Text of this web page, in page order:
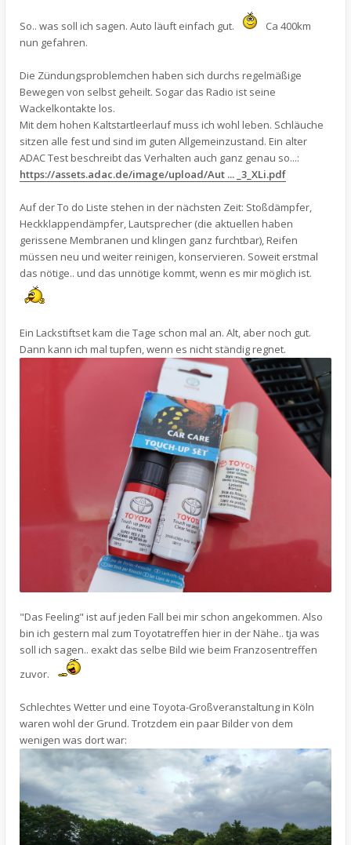
So.. was soll ich sagen. Auto läuft einfach gut.
Ca 400km
nun gefahren.
Die Zündungsproblemchen haben sich durchs regelmäßige
Bewegen von selbst geheilt. Sogar das Radio ist seine
Wackelkontakte los.
Mit dem hohen Kaltstartleerlauf muss ich wohl leben. Schläuche
sitzen alle fest und sind im guten Allgemeinzustand. Ein alter
ADAC Test beschreibt das Verhalten auch ganz genau so...:
https://assets.adac.de/image/upload/Aut ... _3_XLi.pdf
Auf der To do Liste stehen in der nächsten Zeit: Stoßdämpfer,
Heckklappendämpfer, Lautsprecher (die aktuellen haben
gerissene Membranen und klingen ganz furchtbar), Reifen
müssen neu und weiter reinigen, konservieren. Soweit erstmal
das nötige.. und das unnötige kommt, wenn es mir möglich ist.
Ein Lackstiftset kam die Tage schon mal an. Alt, aber noch gut.
Dann kann ich mal tupfen, wenn es nicht ständig regnet.
"Das Feeling" ist auf jeden Fall bei mir schon angekommen. Also
bin ich gestern mal zum Toyotatreffen hier in der Nähe.. tja was
soll ich sagen.. exakt das selbe Bild wie beim Franzosentreffen
zuvor.
Schlechtes Wetter und eine Toyota-Großveranstaltung in Köln
waren wohl der Grund. Trotzdem ein paar Bilder von dem
wenigen was dort war: